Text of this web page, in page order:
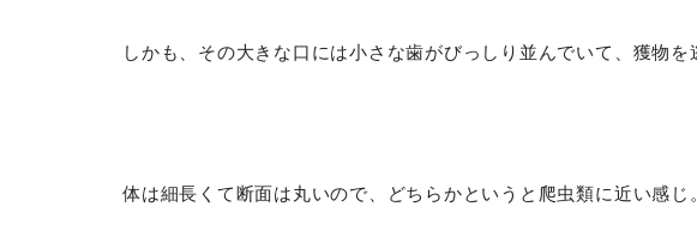
しかも、その大きな口には小さな歯がびっしり並んでいて、獲物を
体は細長くて断面は丸いので、どちらかというと爬虫類に近い感じ